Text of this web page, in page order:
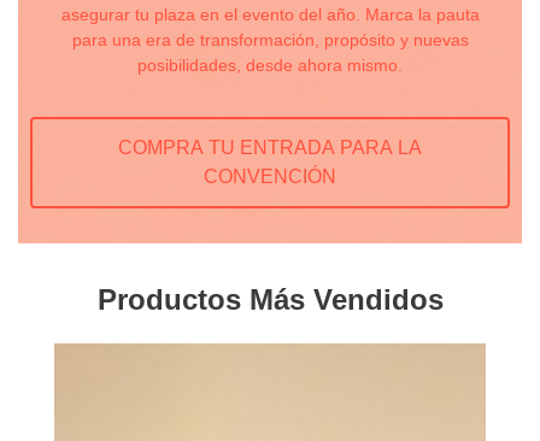
asegurar tu plaza en el evento del año. Marca la pauta
para una era de transformación, propósito y nuevas
posibilidades, desde ahora mismo.
COMPRA TU ENTRADA PARA LA
CONVENCIÓN
Productos Más Vendidos